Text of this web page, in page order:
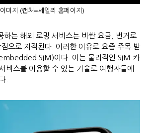
미지 (캡처=세일리 홈페이지)
하는 해외 로밍 서비스는 비싼 요금, 번거로
으로 지적된다. 이러한 이유로 요즘 주목 받
SIM)이다. 이는 물리적인 SIM 카
비스를 이용할 수 있는 기술로 여행자들에
.